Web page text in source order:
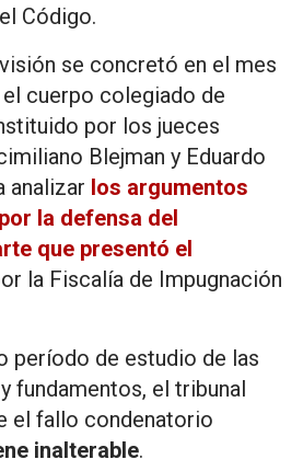
Código.
se concretó en el mes
cuerpo colegiado de
por los jueces
Blejman y Eduardo
analizar los argumentos
la defensa del
que presentó el
la Fiscalía de Impugnación
período de estudio de las
fundamentos, el tribunal
el fallo condenatorio
inalterable.